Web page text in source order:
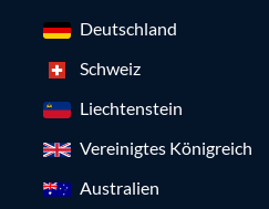
Deutschland
Schweiz
Liechtenstein
Vereinigtes Königreich
Australien